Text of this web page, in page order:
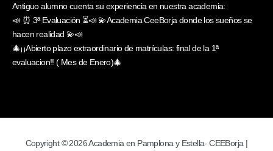
Antiguo alumno cuenta su experiencia en nuestra academia:
📣 ⏰ 3ª Evaluación ⏳📣 💫Academia CeeBorja donde los sueños se
hacen realidad 💫📣
🎄¡¡Abierto plazo extraordinario de matrículas: final de la 1ª
evaluacion!! ( Mes de Enero)🎄
Copyright © 2026 Academia en Pamplona y Estella- CEEBorja |